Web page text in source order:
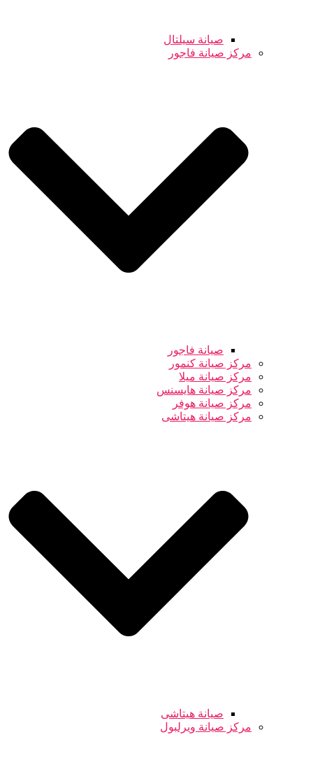
صيانة سيلتال
مركز صيانة فاجور
صيانة فاجور
مركز صيانة كنمور
مركز صيانة ميلا
مركز صيانة هايسنس
مركز صيانة هوفر
مركز صيانة هيتاشى
صيانة هيتاشى
مركز صيانة ويرلبول